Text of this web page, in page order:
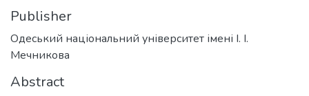
Publisher
Одеський національний університет імені І. І.
Мечникова
Abstract